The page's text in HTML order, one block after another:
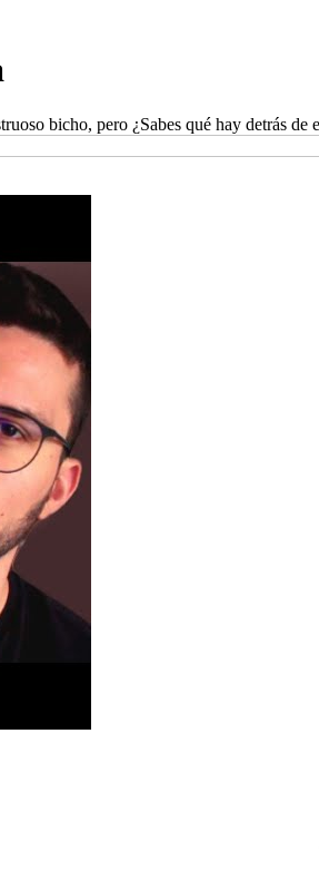
bicho, pero ¿Sabes qué hay detrás de